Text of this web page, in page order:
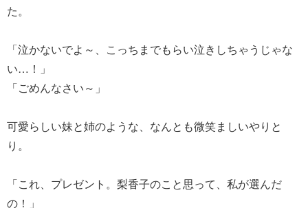
た。
「泣かないでよ～、こっちまでもらい泣きしちゃうじゃな
い…！」
「ごめんなさい～」
可愛らしい妹と姉のような、なんとも微笑ましいやりと
り。
「これ、プレゼント。梨香子のこと思って、私が選んだ
の！」